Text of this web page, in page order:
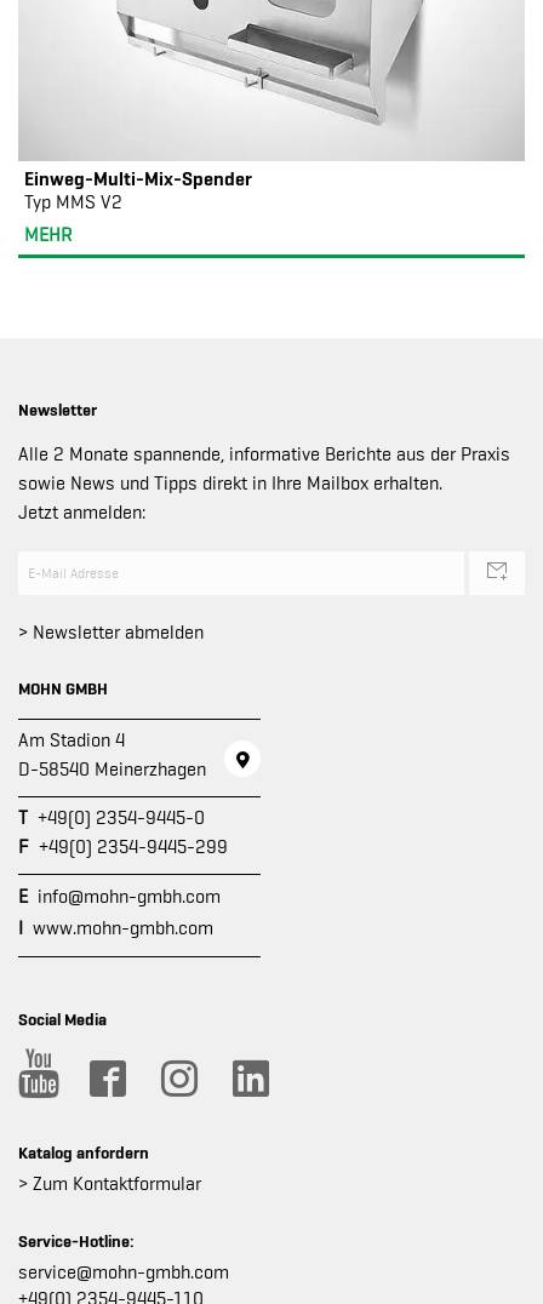
Einweg-Multi-Mix-Spender
Typ MMS V2
MEHR
Newsletter
Alle 2 Monate spannende, informative Berichte aus der Praxis
sowie News und Tipps direkt in Ihre Mailbox erhalten.
Jetzt anmelden:
> Newsletter abmelden
MOHN GMBH
Am Stadion 4
D-58540 Meinerzhagen
T +49(0) 2354-9445-0
F +49(0) 2354-9445-299
E info@mohn-gmbh.com
I www.mohn-gmbh.com
Social Media
Katalog anfordern
> Zum Kontaktformular
Service-Hotline:
service@mohn-gmbh.com
+49(0) 2354-9445-110